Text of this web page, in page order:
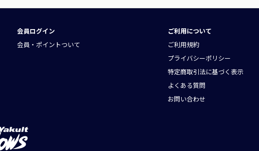
会員ログイン
会員・ポイントついて
ご利用について
ご利用規約
プライバシーポリシー
特定商取引法に基づく表示
よくある質問
お問い合わせ